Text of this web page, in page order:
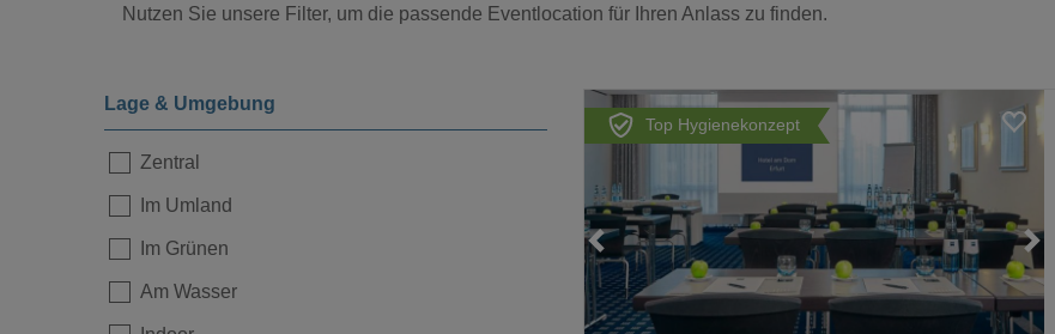
Nutzen Sie unsere Filter, um die passende Eventlocation für Ihren Anlass zu finden.
Lage & Umgebung
Zentral
Im Umland
Im Grünen
Am Wasser
Top Hygienekonzept